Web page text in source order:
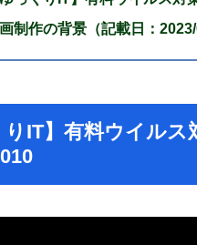
制作の背景（記載日：2023/
りIT】有料ウイル